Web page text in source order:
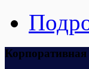
Корпоративная